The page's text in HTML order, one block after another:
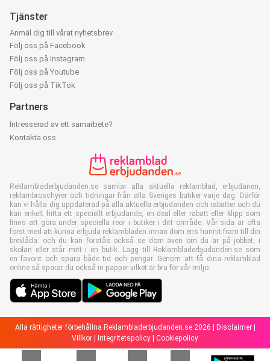
Tjänster
Anmäl dig till vårat nyhetsbrev
Följ oss på Facebook
Följ oss på Instagram
Följ oss på Youtube
Följ oss på TikTok
Partners
Intresserad av ett samarbete?
Kontakta oss
Reklambladerbjudanden.se samlar alla aktuella reklamblad, erbjudanen,
reklambroschyrer och tidningar från alla Sveriges butiker varje dag. Därför
kan vi hålla dig uppdaterad på alla aktuella erbjudanden och rabatter och du
kan enkelt hitta ett speciellt erbjudande, en deal eller rabatt eller klipp som
finns att göra under speciella reor i butiker i ditt område. Vår sida är ofta
först med att kunna erbjuda reklambladen innan dom ens hunnit fram till din
brevlåda. och du kan förstås också se dom även om du är på jobbet, i
skolan eller står mitt i en butik. Lägg till Reklambladerbjudanden.se som
en favorit och spara både tid och pengar. Genom att få dina reklamblad
online så sparar du också in papper vilket är bra för vår miljö.
Alla rättigheter förbehållna Reklambladerbjudanden.se 2026 | Disclaimer|
Villkor | Integritetspolicy | Cookiepolicy